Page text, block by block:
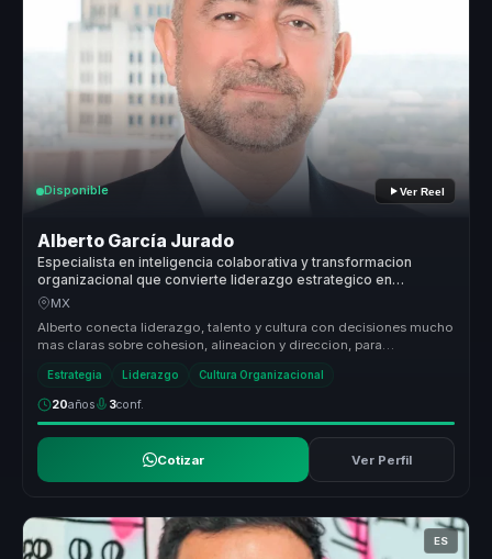
Disponible Ver Reel
Alberto García Jurado
Especialista en inteligencia colaborativa y transformacion
organizacional que convierte liderazgo estrategico en
cohesion para lideres y equipos.
MX
Alberto conecta liderazgo, talento y cultura con decisiones mucho
mas claras sobre cohesion, alineacion y direccion, para
Estrategia Liderazgo Cultura Organizacional
20años 3conf.
Cotizar Ver Perfil
ES